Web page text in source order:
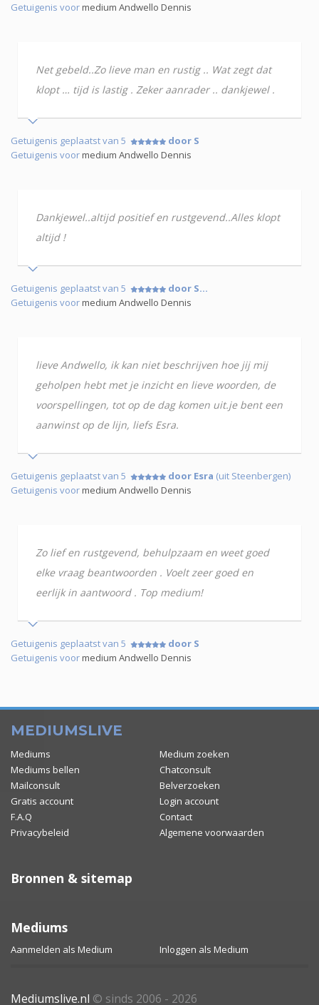
Getuigenis voormedium Andwello Dennis
Net gebeld..Zo lieve man en rustig .. Wat zegt dat
klopt … tijd is lastig . Zeker aanrader .. dankjewel .
Getuigenis geplaatst van 5
door S
Getuigenis voormedium Andwello Dennis
Dankjewel..altijd positief en rustgevend..Alles klopt
altijd !
Getuigenis geplaatst van 5
door S…
Getuigenis voormedium Andwello Dennis
lieve Andwello, ik kan niet beschrijven hoe jij mij
geholpen hebt met je inzicht en lieve woorden, de
voorspellingen, tot op de dag komen uit.je bent een
aanwinst op de lijn, liefs Esra.
Getuigenis geplaatst van 5 door Esra (uit Steenbergen)
Getuigenis voormedium Andwello Dennis
Zo lief en rustgevend, behulpzaam en weet goed
elke vraag beantwoorden . Voelt zeer goed en
eerlijk in aantwoord . Top medium!
Getuigenis geplaatst van 5
door S
Getuigenis voormedium Andwello Dennis
MEDIUMSLIVE
Mediums
Medium zoeken
Mediums bellen
Chatconsult
Mailconsult
Belverzoeken
Gratis account
Login account
F.A.Q
Contact
Privacybeleid
Algemene voorwaarden
Bronnen & sitemap
Mediums
Aanmelden als Medium Inloggen als Medium
Mediumslive.nl © sinds 2006 - 2026